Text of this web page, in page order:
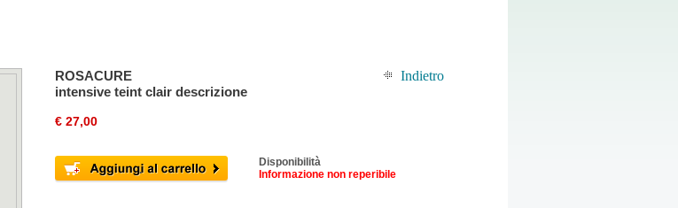
ROSACURE
Indietro
intensive teint clair descrizione
€ 27,00
Disponibilità
Informazione non reperibile